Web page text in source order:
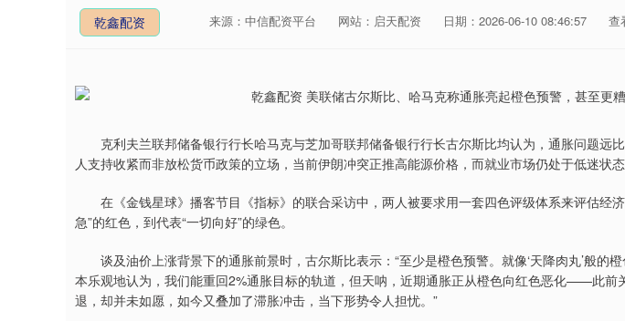
乾鑫配资 来源：中信配资平台 网站：启天配资 日期：2026-06-10 08:46:57 查
克利夫兰联邦储备银行行长哈马克与芝加哥联邦储备银行行长古尔斯比均认为，通胀问题远
人支持收紧而非放松货币政策的立场，当前伊朗冲突正推高能源价格，而就业市场仍处于低迷状态
在《金钱星球》播客节目《指标》的联合采访中，两人被要求用一套四色评级体系来评估经
急”的红色，到代表“一切向好”的绿色。
谈及油价上涨背景下的通胀前景时，古尔斯比表示：“至少是橙色预警。就像‘天降肉丸’般的
本乐观地认为，我们能重回2%通胀目标的轨道，但天呐，近期通胀正从橙色向红色恶化——此前
退，却并未如愿，如今又叠加了滞胀冲击，当下形势令人担忧。”